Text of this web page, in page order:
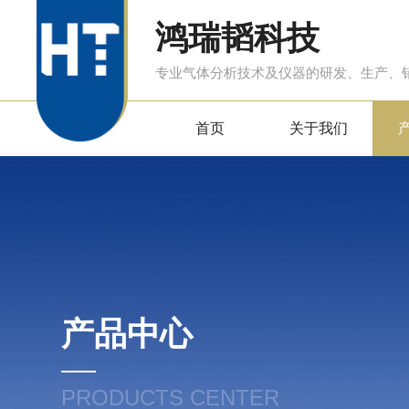
鸿瑞韬科技
专业气体分析技术及仪器的研发、生产、
首页 关于我们
产品中心
PRODUCTS CENTER